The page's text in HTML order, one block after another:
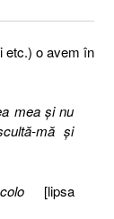
etc.) o avem în
mea şi nu
mă şi
[lipsa